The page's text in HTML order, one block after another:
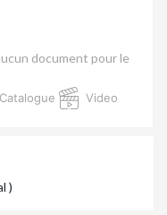
document pour le
Catalogue Video
)